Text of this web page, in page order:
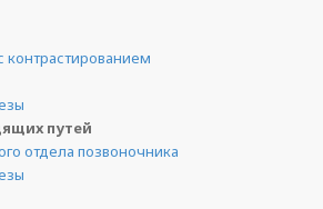
контрастированием
путей
отдела позвоночника